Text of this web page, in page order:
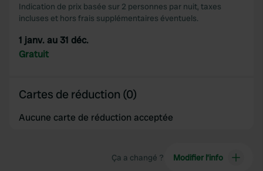
Indication de prix basée sur 2 personnes par nuit, taxes
incluses et hors frais supplémentaires éventuels.
1 janv. au 31 déc.
Gratuit
Cartes de réduction (0)
Aucune carte de réduction acceptée
Ça a changé ? Modifier l’info